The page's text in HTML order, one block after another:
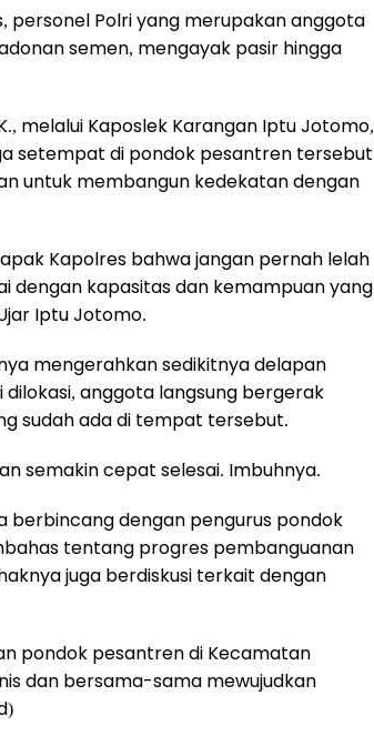
personel Polri yang merupakan anggota
semen, mengayak pasir hingga
melalui Kaposlek Karangan Iptu Jotomo,
setempat di pondok pesantren tersebut
untuk membangun kedekatan dengan
Kapolres bahwa jangan pernah lelah
dengan kapasitas dan kemampuan yang
Iptu Jotomo.
mengerahkan sedikitnya delapan
anggota langsung bergerak
sudah ada di tempat tersebut.
semakin cepat selesai. Imbuhnya.
berbincang dengan pengurus pondok
tentang progres pembanguanan
juga berdiskusi terkait dengan
pondok pesantren di Kecamatan
dan bersama-sama mewujudkan